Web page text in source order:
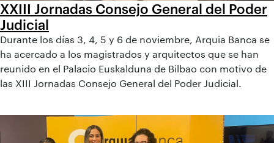
XXIII Jornadas Consejo General del Poder
Judicial
Durante los días 3, 4, 5 y 6 de noviembre, Arquia Banca se
ha acercado a los magistrados y arquitectos que se han
reunido en el Palacio Euskalduna de Bilbao con motivo de
las XIII Jornadas Consejo General del Poder Judicial.